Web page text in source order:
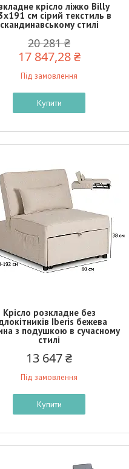
крісло ліжко Billy
см сірий текстиль в
скандинавському стилі
20 281 ₴
17 847,28 ₴
Під замовлення
Купити
Крісло розкладне без
Iberis бежева
з подушкою в сучасному
стилі
13 647 ₴
Під замовлення
Купити